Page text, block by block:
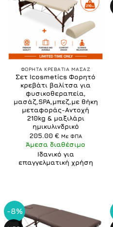
ΦΟΡΗΤΑ ΚΡΕΒΑΤΙΑ ΜΑΣΑΖ
Σετ Icosmetics Φορητό
κρεβάτι βαλίτσα για
φυσικοθεραπεία,
μασάζ,SPA,μπεζ,με θήκη
μεταφοράς-Αντοχή
210kg & μαξιλάρι
ημικυλινδρικό
205.00 € Με ΦΠΑ
Άμεσα διαθέσιμο
Ιδανικό για
επαγγελματική χρήση
-8%